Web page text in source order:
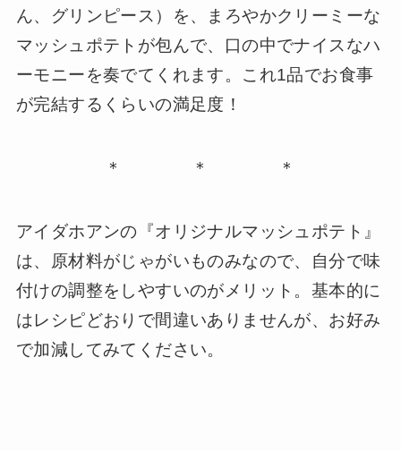
ん、グリンピース）を、まろやかクリーミーな
マッシュポテトが包んで、口の中でナイスなハ
ーモニーを奏でてくれます。これ1品でお食事
が完結するくらいの満足度！
＊ ＊ ＊
アイダホアンの『オリジナルマッシュポテト』
は、原材料がじゃがいものみなので、自分で味
付けの調整をしやすいのがメリット。基本的に
はレシピどおりで間違いありませんが、お好み
で加減してみてください。